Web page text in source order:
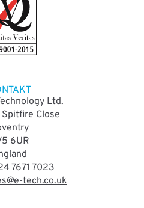
Ltd.
Spitfire Close
6UR
7671 7023
tech.co.uk